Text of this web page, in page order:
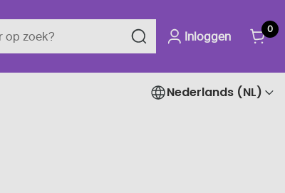
Inloggen
0
Nederlands (NL)